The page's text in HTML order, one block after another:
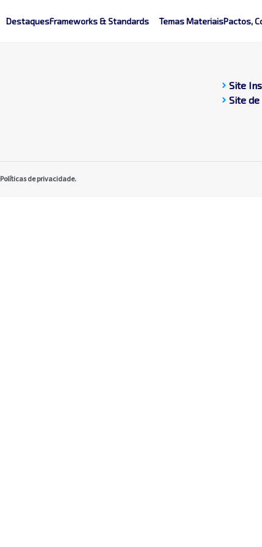
DestaquesFrameworks & Standards Temas MateriaisPactos,
chevron_right Site
chevron_right Site
Políticas de privacidade.